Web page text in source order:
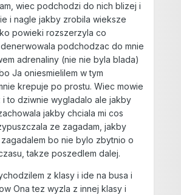
wiec podchodzi do nich blizej i
i nagle jakby zrobila wieksze
powieki rozszerzyla co
podchodzac do mnie
adrenaliny (nie nie byla blada)
Ja oniesmielilem w tym
krepuje po prostu. Wiec mowie
to dziwnie wygladalo ale jakby
jakby chciala mi cos
ze zagadam, jakby
bo nie bylo zbytnio o
takze poszedlem dalej.
z klasy i ide na busa i
Ona tez wyzla z innej klasy i